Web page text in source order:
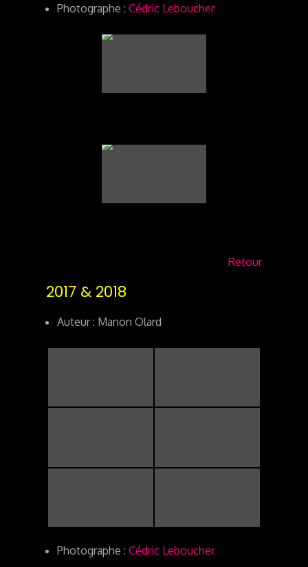
Photographe :Cédric Leboucher
Retour
2017 & 2018
Auteur : Manon Olard
Photographe :Cédric Leboucher